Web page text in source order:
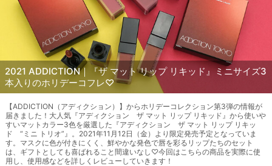
2021 ADDICTION｜『ザ マット リップ リキッド』ミニサイズ3
本入りのホリデーコフレ♡
【ADDICTION（アディクション）】からホリデーコレクション第3弾の情報が
届きました！大人気『アディクション ザ マット リップ リキッド』から使いや
すいマットカラー3色を厳選した『アディクション ザ マット リップ リキッ
ド “ミニ トリオ”』。2021年11月12日（金）より限定発売予定となっていま
す。マスクに色が付きにくく、鮮やかな発色で唇を彩るリップたちのセット
は、ギフトとしても喜ばれること間違いなし♡今回はこちらの商品を実際に使
用し、使用感などを詳しくレビューしていきます！